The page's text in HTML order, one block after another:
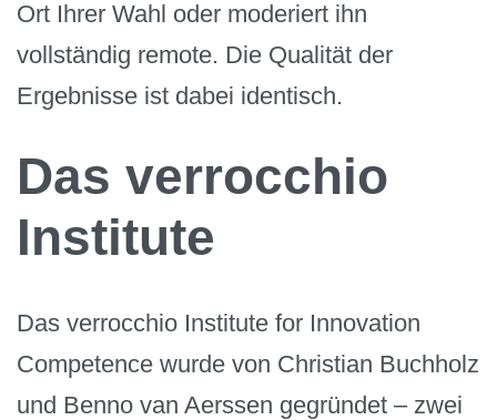
Ort Ihrer Wahl oder moderiert ihn
vollständig remote. Die Qualität der
Ergebnisse ist dabei identisch.
Das verrocchio
Institute
Das verrocchio Institute for Innovation
Competence wurde von Christian Buchholz
und Benno van Aerssen gegründet – zwei